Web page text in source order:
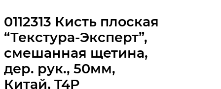
0112313 Кисть плоская
“Текстура-Эксперт”,
смешанная щетина,
дер. рук., 50мм,
Китай, T4P